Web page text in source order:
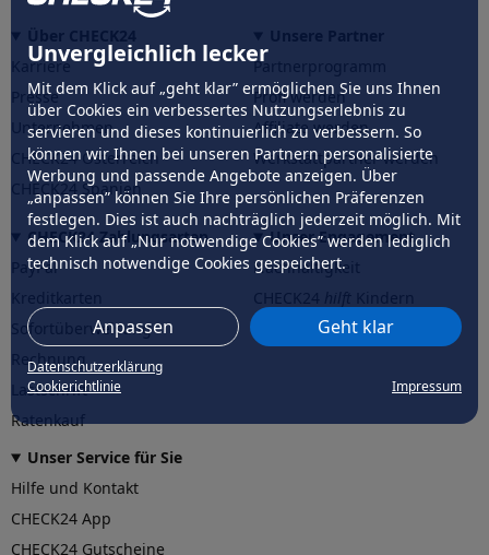
Unvergleichlich lecker
Mit dem Klick auf „geht klar” ermöglichen Sie uns Ihnen
über Cookies ein verbessertes Nutzungserlebnis zu
servieren und dieses kontinuierlich zu verbessern. So
können wir Ihnen bei unseren Partnern personalisierte
Werbung und passende Angebote anzeigen. Über
„anpassen” können Sie Ihre persönlichen Präferenzen
festlegen. Dies ist auch nachträglich jederzeit möglich. Mit
dem Klick auf „Nur notwendige Cookies” werden lediglich
technisch notwendige Cookies gespeichert.
Anpassen Geht klar
Datenschutzerklärung
Cookierichtlinie
Impressum
Karriere
Presse
Unternehmen
CHECK24 Österreich
CHECK24 Spanien
Partnerprogramm
Profi werden
Affiliate werden
Werkstattpartner werden
CHECK24 Zahlungsarten
PayPal
Sofortüberweisung
Rechnung
Lastschrift
Ratenkauf
Unser Engagement
Nachhaltigkeit
CHECK24hilftder Natur
Unser Service für Sie
Hilfe und Kontakt
CHECK24 App
CHECK24 Gutscheine